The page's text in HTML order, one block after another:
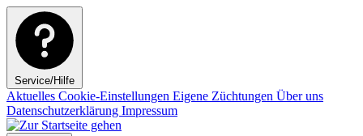
Service/Hilfe
Aktuelles Cookie-Einstellungen Eigene Züchtungen Über uns
Datenschutzerklärung Impressum